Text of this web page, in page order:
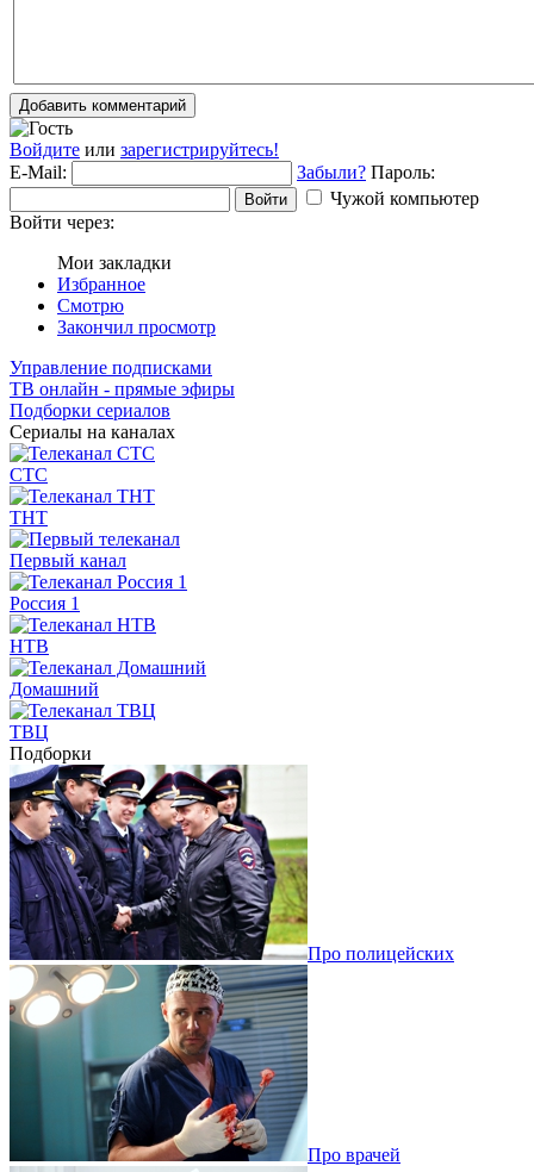
Добавить комментарий
Войдите или зарегистрируйтесь!
E-Mail:
Забыли? Пароль:
Войти
Чужой компьютер
Войти через:
Мои закладки
Избранное
Смотрю
Закончил просмотр
Управление подписками
ТВ онлайн - прямые эфиры
Подборки сериалов
Сериалы на каналах
СТС
ТНТ
Первый канал
Россия 1
НТВ
Домашний
ТВЦ
Подборки
Про полицейских
Про врачей